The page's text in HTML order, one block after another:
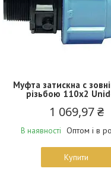
Муфта затискна c
різьбою 110х2
1 069,97 ₴
В наявності Оптом і в
Купити